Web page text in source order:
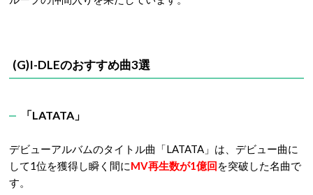
(G)I-DLEのおすすめ曲3選
「LATATA」
デビューアルバムのタイトル曲「LATATA」は、デビュー曲に
して1位を獲得し瞬く間にMV再生数が1億回を突破した名曲で
す。